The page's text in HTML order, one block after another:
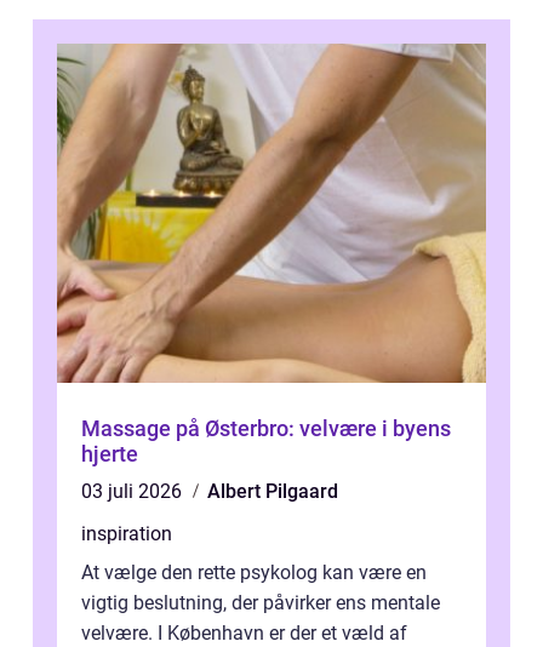
Massage på Østerbro: velvære i byens
hjerte
03 juli 2026
Albert Pilgaard
inspiration
At vælge den rette psykolog kan være en
vigtig beslutning, der påvirker ens mentale
velvære. I København er der et væld af